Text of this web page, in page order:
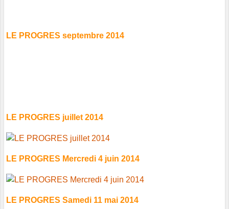
LE PROGRES septembre 2014
LE PROGRES juillet 2014
LE PROGRES Mercredi 4 juin 2014
LE PROGRES Samedi 11 mai 2014